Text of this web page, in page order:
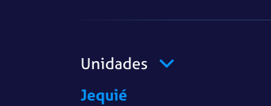
Unidades
Jequié